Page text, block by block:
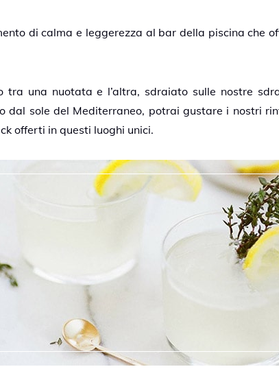
CHIUDERE
di calma e leggerezza al bar della piscina che
tra una nuotata e l’altra, sdraiato sulle nostre
dal sole del Mediterraneo, potrai gustare i nostri
offerti in questi luoghi unici.